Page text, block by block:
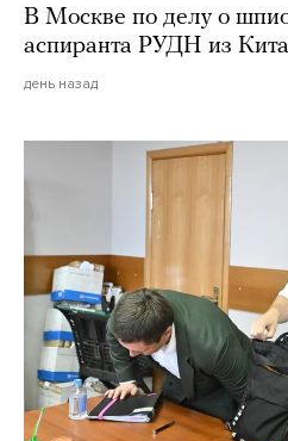
В Москве по делу о
аспиранта РУДН из
день назад